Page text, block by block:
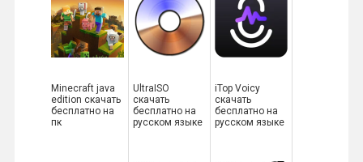
Minecraft java
edition скачать
бесплатно на
пк
UltraISO
скачать
бесплатно на
русском языке
iTop Voicy
скачать
бесплатно на
русском языке